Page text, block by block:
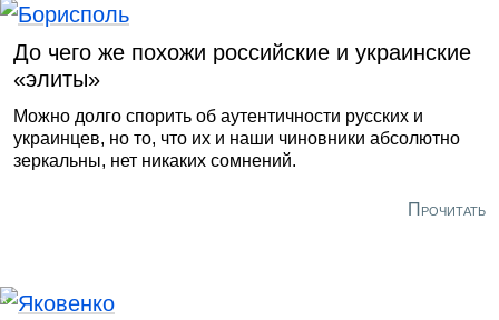
Бутиной - даже не Суок. Скорее, Тибула.
До чего же похожи российские и украинские
«элиты»
Можно долго спорить об аутентичности русских и
украинцев, но то, что их и наши чиновники абсолютно
зеркальны, нет никаких сомнений.
Прочитать